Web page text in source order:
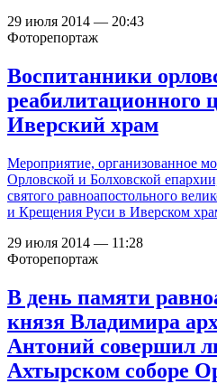
29 июля 2014 — 20:43
Фоторепортаж
Воспитанники
реабилитационного
Иверский храм
Мероприятие, организованное
Орловской и Болховской
святого равноапостольного
и Крещения Руси в Иверском
29 июля 2014 — 11:28
Фоторепортаж
В день памяти
князя Владимира
Антоний совершил
Ахтырском соборе